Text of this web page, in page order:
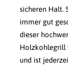
sicheren Halt.
immer gut
dieser
Holzkohlegrill
und ist